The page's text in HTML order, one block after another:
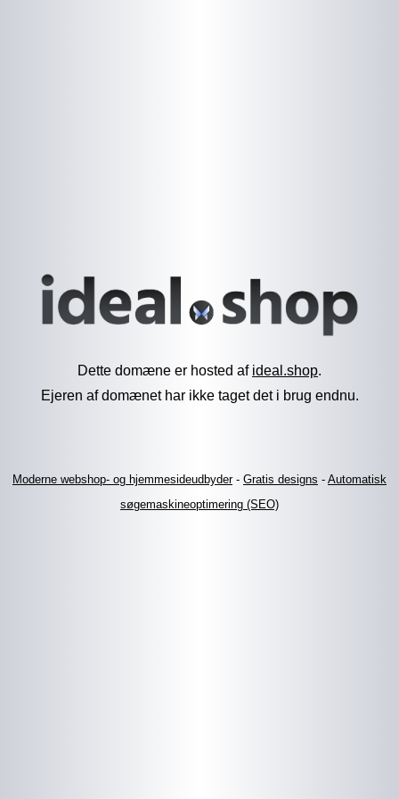
Dette domæne er hosted af ideal.shop.
Ejeren af domænet har ikke taget det i brug endnu.
Moderne webshop- og hjemmesideudbyder- Gratis designs - Automatisk
søgemaskineoptimering (SEO)